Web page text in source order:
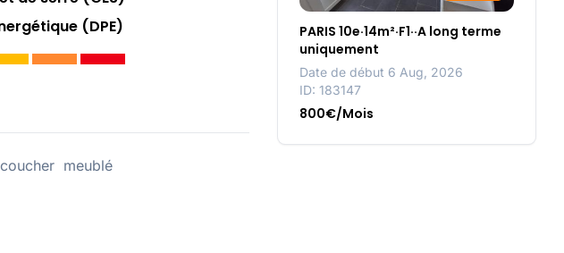
(DPE)
meublé
PARIS 10e·14m²·F1··A long terme
uniquement
Date de début 6 Aug, 2026
ID: 183147
800€/Mois